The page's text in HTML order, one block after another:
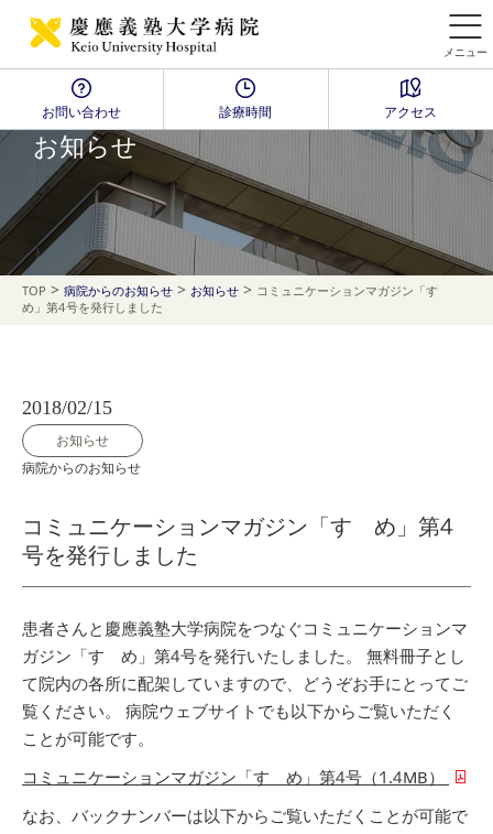
メニュー
お問い合わせ 診療時間 アクセス
NEWS
お知らせ
TOP > 病院からのお知らせ > お知らせ > コミュニケーションマガジン「すゝ
め」第4号を発行しました
2018/02/15
お知らせ
病院からのお知らせ
コミュニケーションマガジン「すゝめ」第4
号を発行しました
患者さんと慶應義塾大学病院をつなぐコミュニケーションマ
ガジン「すゝめ」第4号を発行いたしました。
無料冊子とし
て院内の各所に配架していますので、どうぞお手にとってご
覧ください。
病院ウェブサイトでも以下からご覧いただく
ことが可能です。
コミュニケーションマガジン「すゝめ」第4号（1.4MB）
なお、バックナンバーは以下からご覧いただくことが可能で